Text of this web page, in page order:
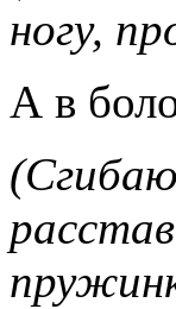
ногу,
А в